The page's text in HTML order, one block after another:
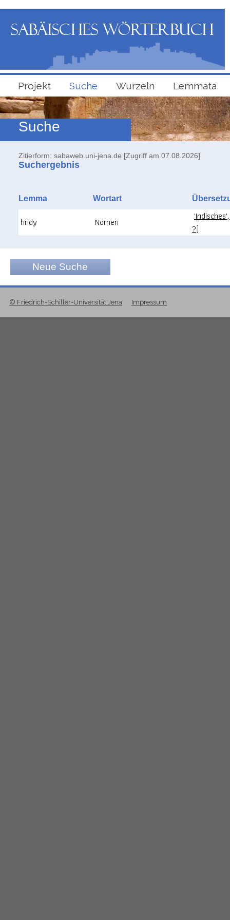
Projekt Suche Wurzeln Lemmata
Suche
Zitierform: sabaweb.uni-jena.de [Zugriff am 07.08.2026]
Suchergebnis
Lemma Wortart
hndy Nomen
?)
Neue Suche
© Friedrich-Schiller-Universität Jena Impressum